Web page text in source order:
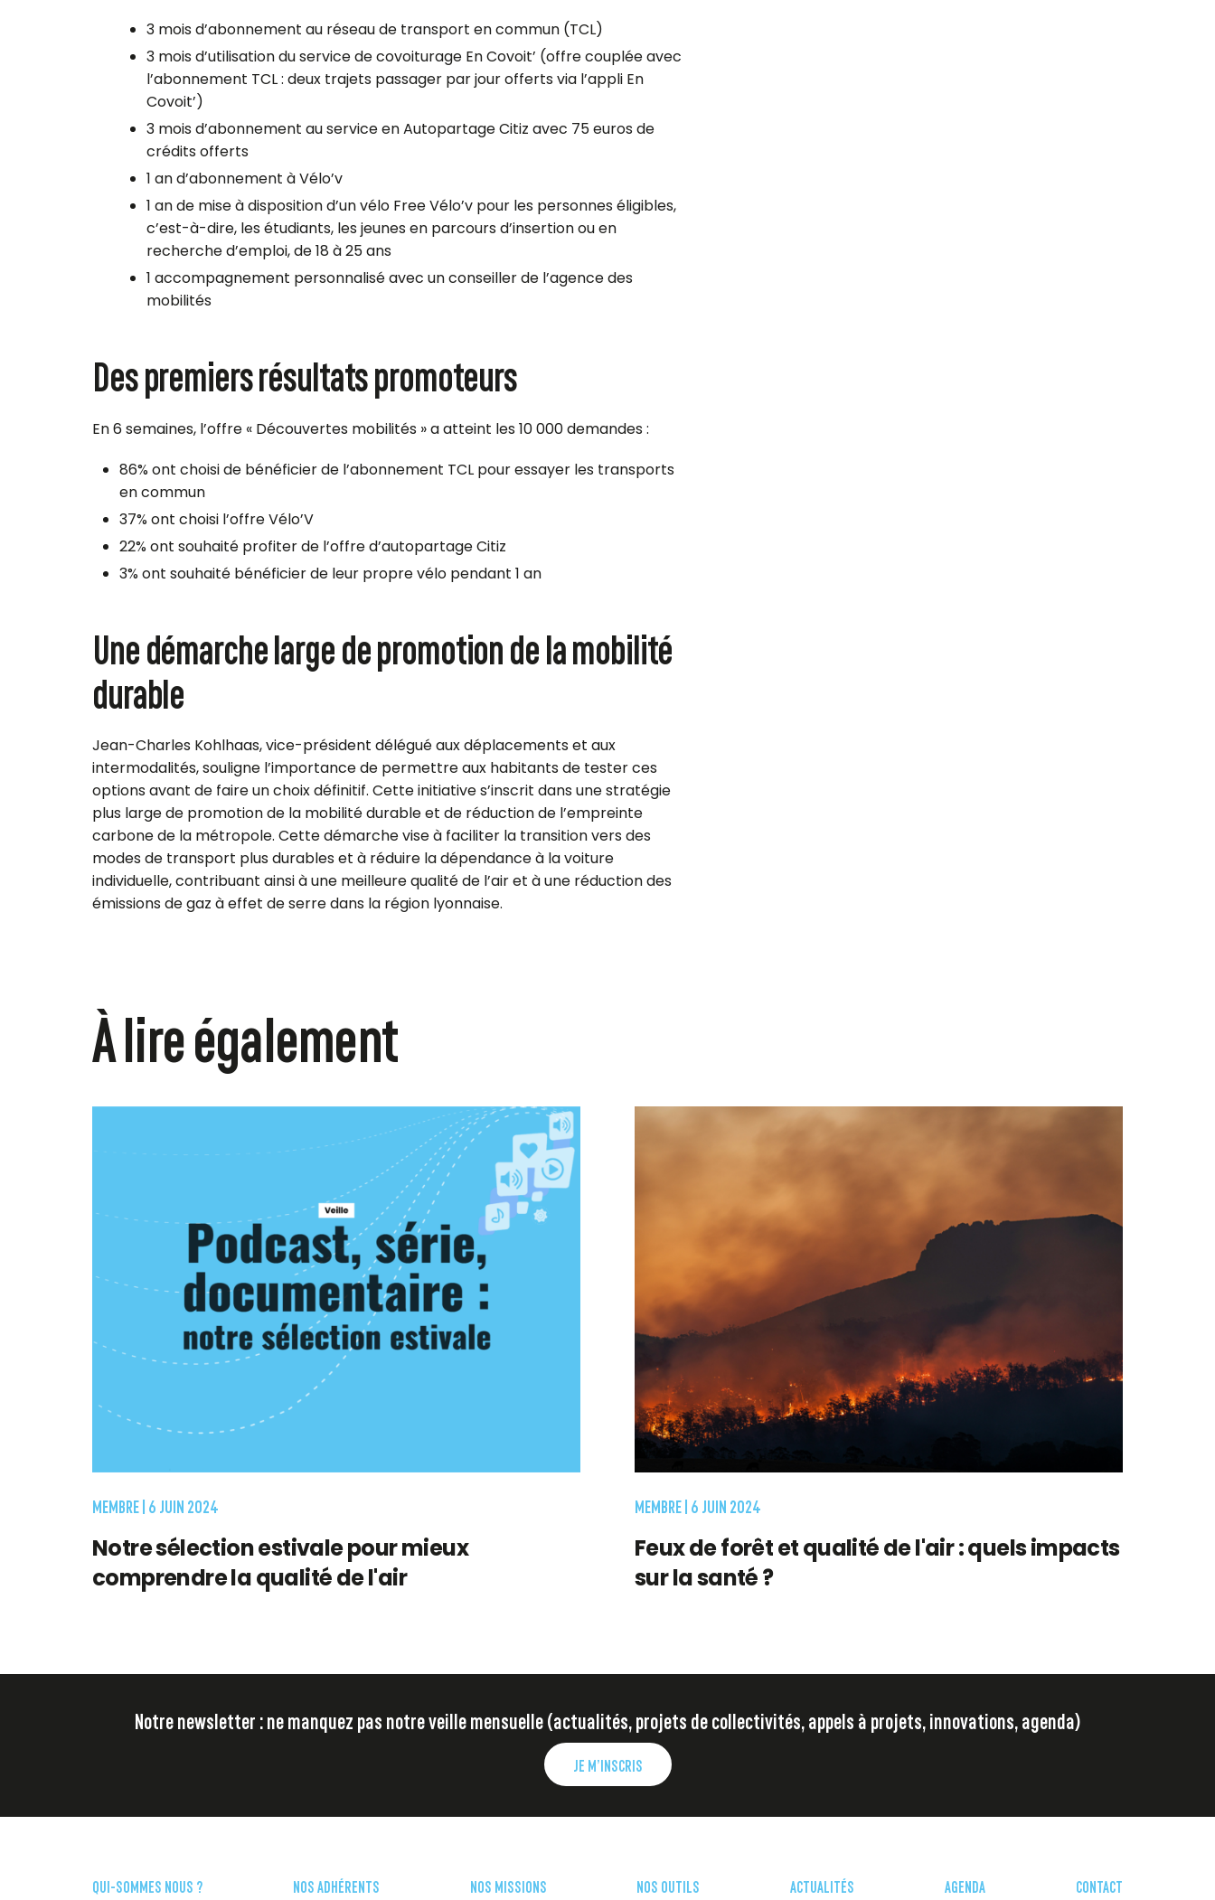
3 mois d’abonnement au réseau de transport en commun (TCL)
3 mois d’utilisation du service de covoiturage En Covoit’ (offre couplée avec
l’abonnement TCL : deux trajets passager par jour offerts via l’appli En
Covoit’)
3 mois d’abonnement au service en Autopartage Citiz avec 75 euros de
crédits offerts
1 an d’abonnement à Vélo’v
1 an de mise à disposition d’un vélo Free Vélo’v pour les personnes éligibles,
c’est-à-dire, les étudiants, les jeunes en parcours d’insertion ou en
recherche d’emploi, de 18 à 25 ans
1 accompagnement personnalisé avec un conseiller de l’agence des
mobilités
Des premiers résultats promoteurs
En 6 semaines, l’offre « Découvertes mobilités » a atteint les 10 000 demandes :
86% ont choisi de bénéficier de l’abonnement TCL pour essayer les transports
en commun
37% ont choisi l’offre Vélo’V
22% ont souhaité profiter de l’offre d’autopartage Citiz
3% ont souhaité bénéficier de leur propre vélo pendant 1 an
Une démarche large de promotion de la mobilité
durable
Jean-Charles Kohlhaas, vice-président délégué aux déplacements et aux
intermodalités, souligne l’importance de permettre aux habitants de tester ces
options avant de faire un choix définitif. Cette initiative s’inscrit dans une stratégie
plus large de promotion de la mobilité durable et de réduction de l’empreinte
carbone de la métropole. Cette démarche vise à faciliter la transition vers des
modes de transport plus durables et à réduire la dépendance à la voiture
individuelle, contribuant ainsi à une meilleure qualité de l’air et à une réduction des
émissions de gaz à effet de serre dans la région lyonnaise.
À lire également
MEMBRE | 6 JUIN 2024
Notre sélection estivale pour mieux
comprendre la qualité de l'air
MEMBRE | 6 JUIN 2024
Feux de forêt et qualité de l'air : quels impacts
sur la santé ?
Notre newsletter : ne manquez pas notre veille mensuelle (actualités, projets de collectivités, appels à projets, innovations, agenda)
JE M’INSCRIS
QUI-SOMMES NOUS ? NOS ADHÉRENTS NOS MISSIONS NOS OUTILS ACTUALITÉS AGENDA CONTACT